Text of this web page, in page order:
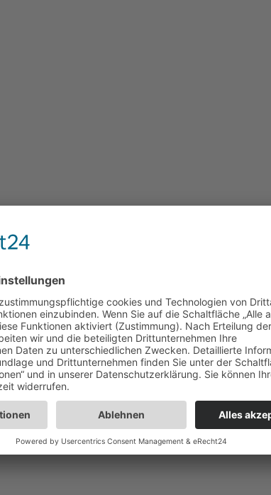
Auszug des
bestimmen, ziehen und schützen
Teilnehmerinnen von B*E*S*T-Basic
sich stark an den Abläufen der